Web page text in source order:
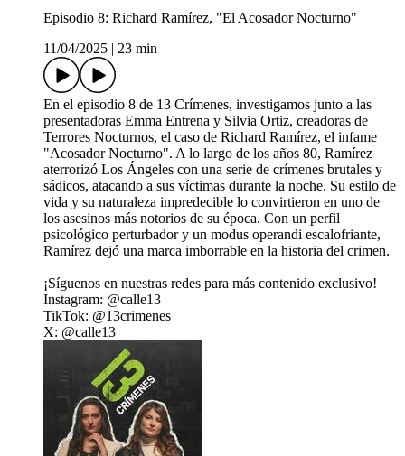
Episodio 8: Richard Ramírez, "El Acosador Nocturno"
11/04/2025
23 min
En el episodio 8 de 13 Crímenes, investigamos junto a las
presentadoras Emma Entrena y Silvia Ortiz, creadoras de
Terrores Nocturnos, el caso de Richard Ramírez, el infame
"Acosador Nocturno". A lo largo de los años 80, Ramírez
aterrorizó Los Ángeles con una serie de crímenes brutales y
sádicos, atacando a sus víctimas durante la noche. Su estilo de
vida y su naturaleza impredecible lo convirtieron en uno de
los asesinos más notorios de su época. Con un perfil
psicológico perturbador y un modus operandi escalofriante,
Ramírez dejó una marca imborrable en la historia del crimen.
¡Síguenos en nuestras redes para más contenido exclusivo!
Instagram: @calle13
TikTok: @13crimenes
X: @calle13